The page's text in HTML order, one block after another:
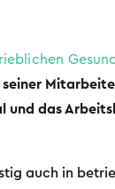
seiner
und das
auch in